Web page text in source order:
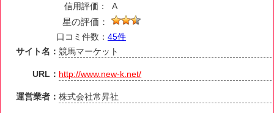
信用評価：
A
星の評価：
口コミ件数： 45件
サイト名：競馬マーケット
URL： http://www.new-k.net/
運営業者：株式会社常昇社